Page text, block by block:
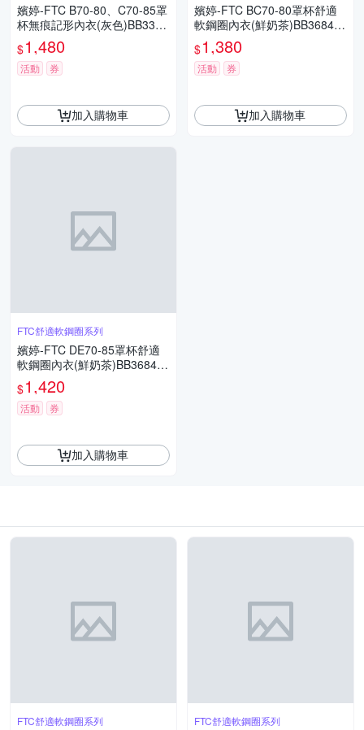
嬪婷-FTC B70-80、C70-85罩
杯無痕記形內衣(灰色)BB3387
F5
$1,480
活動 券
加入購物車
嬪婷-FTC BC70-80罩杯舒適
軟鋼圈內衣(鮮奶茶)BB3684T
$1,380
活動 券
加入購物車
FTC舒適軟鋼圈系列
嬪婷-FTC DE70-85罩杯舒適
軟鋼圈內衣(鮮奶茶)BB3684T
$1,420
活動 券
加入購物車
FTC舒適軟鋼圈系列 FTC舒適軟鋼圈系列